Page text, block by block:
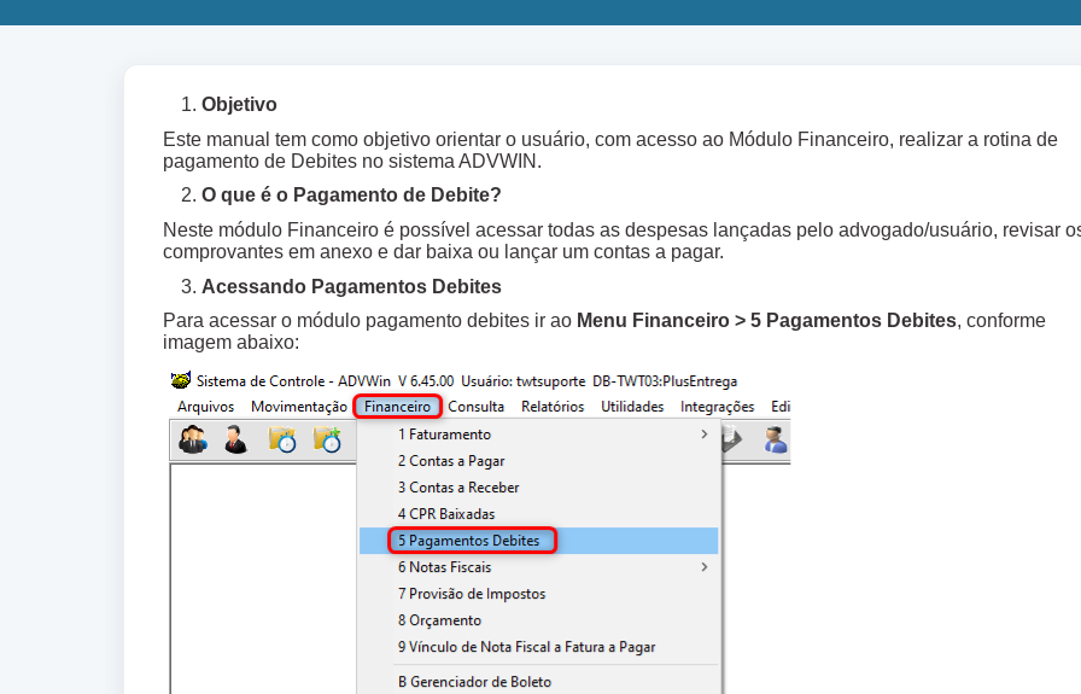
Objetivo
Este manual tem como objetivo orientar o usuário, com acesso ao Módulo Financeiro, realizar a rotina de
pagamento de Debites no sistema ADVWIN.
O que é o Pagamento de Debite?
Neste módulo Financeiro é possível acessar todas as despesas lançadas pelo advogado/usuário, revisar
comprovantes em anexo e dar baixa ou lançar um contas a pagar.
Acessando Pagamentos Debites
Para acessar o módulo pagamento debites ir ao Menu Financeiro > 5 Pagamentos Debites, conforme
imagem abaixo: